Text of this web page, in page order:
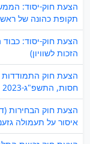
הצעת חוק-יסוד:
תקופת כהונה של
הצעת חוק-יסוד: כבוד
הזכות לשוויון)
הצעת חוק
חסות, התשפ"ג-2023
הצעת חוק הבחירות
איסור על תעמולה